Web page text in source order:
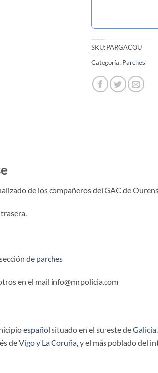
SKU: PARGACOU
Categoría: Parches
de los compañeros del GAC de
de parches
en el mail info@mrpolicia.com
español situado en el sureste deGalicia
deVigoy La Coruña , y el más poblado del